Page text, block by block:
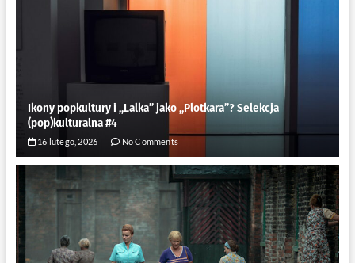
Ikony popkultury i ,,Lalka” jako ,,Plotkara”? Selekcja
(pop)kulturalna #4
16 lutego, 2026 No Comments